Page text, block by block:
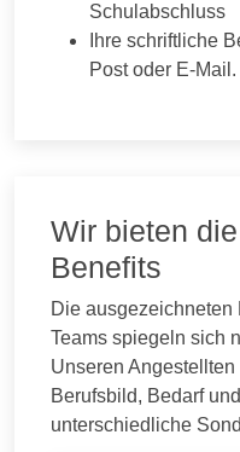
Schulabschluss
Ihre schriftliche
Post oder E-Mail.
Wir bieten
Benefits
Die ausgezeichneten
Teams spiegeln sich
Unseren
Berufsbild, Bedarf
unterschiedliche